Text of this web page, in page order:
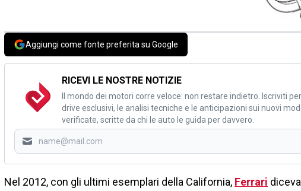
Aggiungi come fonte preferita su Google
RICEVI LE NOSTRE NOTIZIE
Il mondo dei motori corre veloce: non restare indietro. Iscriviti
drive esclusivi, le analisi tecniche e le anticipazioni sui nuovi
verificate, scritte da chi le auto le guida per davvero.
Nel 2012, con gli ultimi esemplari della California, Ferrari